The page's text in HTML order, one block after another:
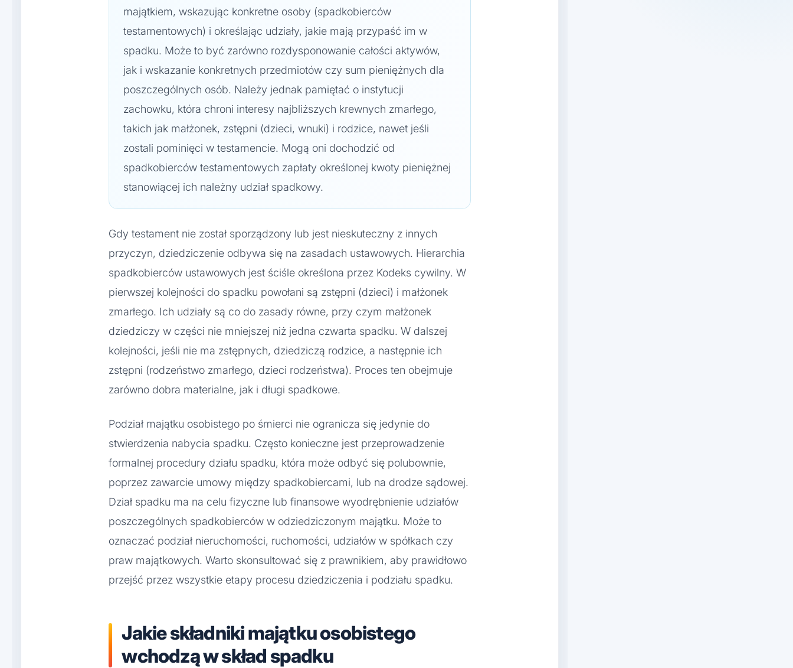
majątkiem, wskazując konkretne osoby (spadkobierców
testamentowych) i określając udziały, jakie mają przypaść im w
spadku. Może to być zarówno rozdysponowanie całości aktywów,
jak i wskazanie konkretnych przedmiotów czy sum pieniężnych dla
poszczególnych osób. Należy jednak pamiętać o instytucji
zachowku, która chroni interesy najbliższych krewnych zmarłego,
takich jak małżonek, zstępni (dzieci, wnuki) i rodzice, nawet jeśli
zostali pominięci w testamencie. Mogą oni dochodzić od
spadkobierców testamentowych zapłaty określonej kwoty pieniężnej
stanowiącej ich należny udział spadkowy.
Gdy testament nie został sporządzony lub jest nieskuteczny z innych
przyczyn, dziedziczenie odbywa się na zasadach ustawowych. Hierarchia
spadkobierców ustawowych jest ściśle określona przez Kodeks cywilny. W
pierwszej kolejności do spadku powołani są zstępni (dzieci) i małżonek
zmarłego. Ich udziały są co do zasady równe, przy czym małżonek
dziedziczy w części nie mniejszej niż jedna czwarta spadku. W dalszej
kolejności, jeśli nie ma zstępnych, dziedziczą rodzice, a następnie ich
zstępni (rodzeństwo zmarłego, dzieci rodzeństwa). Proces ten obejmuje
zarówno dobra materialne, jak i długi spadkowe.
Podział majątku osobistego po śmierci nie ogranicza się jedynie do
stwierdzenia nabycia spadku. Często konieczne jest przeprowadzenie
formalnej procedury działu spadku, która może odbyć się polubownie,
poprzez zawarcie umowy między spadkobiercami, lub na drodze sądowej.
Dział spadku ma na celu fizyczne lub finansowe wyodrębnienie udziałów
poszczególnych spadkobierców w odziedziczonym majątku. Może to
oznaczać podział nieruchomości, ruchomości, udziałów w spółkach czy
praw majątkowych. Warto skonsultować się z prawnikiem, aby prawidłowo
przejść przez wszystkie etapy procesu dziedziczenia i podziału spadku.
Jakie składniki majątku osobistego
wchodzą w skład spadku